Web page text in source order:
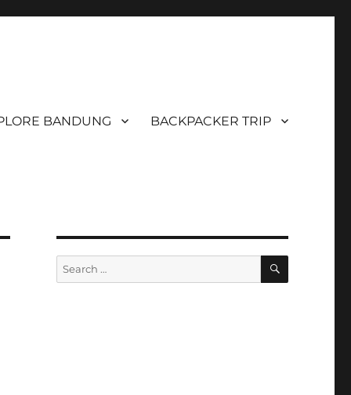
BANDUNG BACKPACKER TRIP
Search
for:
SEARCH